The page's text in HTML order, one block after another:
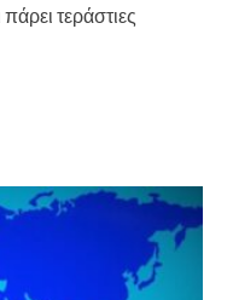
τεράστιες